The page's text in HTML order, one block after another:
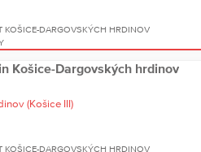
KOŠICE-DARGOVSKÝCH HRDINOV
Košice-Dargovských hrdinov
(Košice III)
KOŠICE-DARGOVSKÝCH HRDINOV